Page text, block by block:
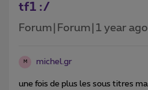
tf1 :/
Forum|Forum|1 year ago
M michel.gr
une fois de plus les sous titres